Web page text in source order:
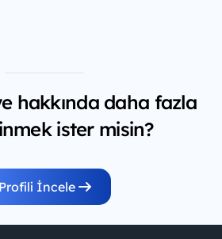
hakkında daha fazla
ister misin?
Profili İncele